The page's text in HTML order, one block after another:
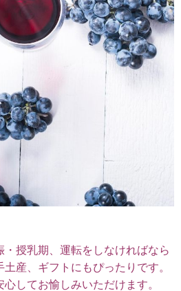
授乳期、運転をしなければなら
産、ギフトにもぴったりです。
してお愉しみいただけます。